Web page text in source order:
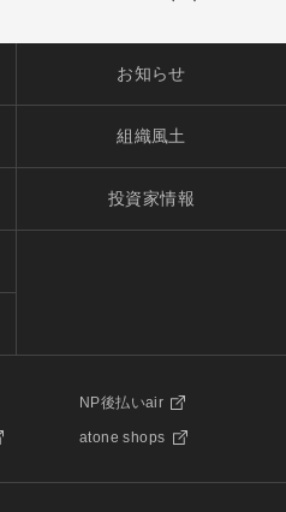
お知らせ
組織風土
投資家情報
NP後払いair
atone shops